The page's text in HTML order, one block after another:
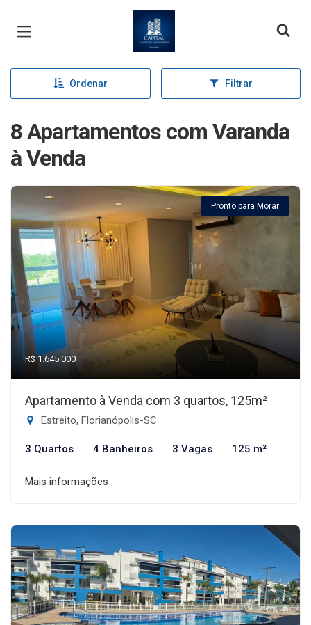
Página inicial
Ordenar Filtrar
8 Apartamentos com Varanda
à Venda
Pronto para Morar
R$ 1.645.000
Apartamento à Venda com 3 quartos, 125m²
Estreito, Florianópolis-SC
3 Quartos 4 Banheiros 3 Vagas 125 m²
Mais informações